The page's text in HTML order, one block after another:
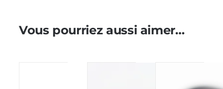
Vous pourriez aussi aimer…